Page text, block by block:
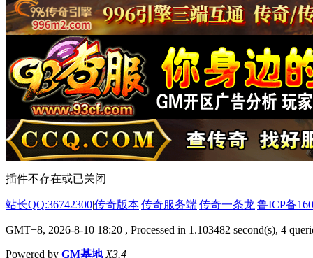
插件不存在或已关闭
站长QQ:36742300|传奇版本|传奇服务端|传奇一条龙|鲁ICP备
GMT+8, 2026-8-10 18:20 , Processed in 1.103482 second(s), 4
Powered by GM基地 X3.4